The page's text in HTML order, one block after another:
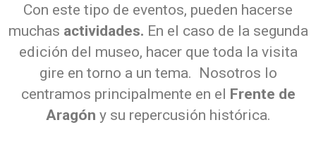
Con este tipo de eventos, pueden hacerse
muchas actividades. En el caso de la segunda
edición del museo, hacer que toda la visita
gire en torno a un tema. Nosotros lo
centramos principalmente en el Frente de
Aragón y su repercusión histórica.